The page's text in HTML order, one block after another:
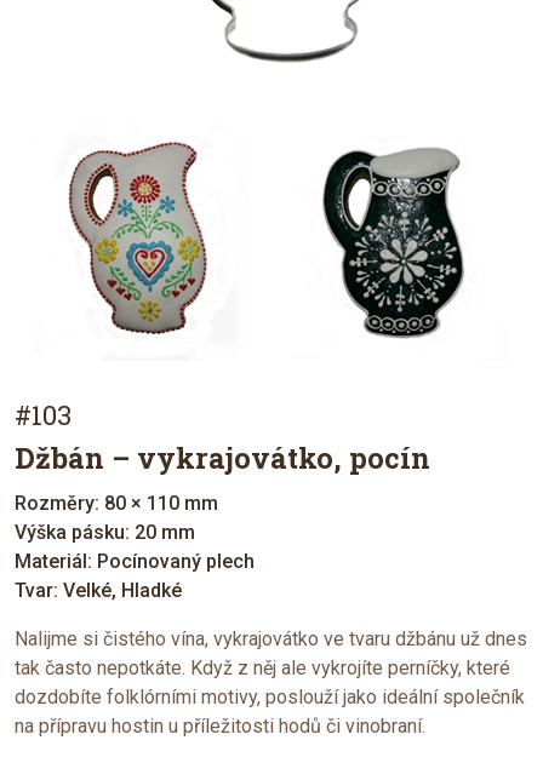
#103
Džbán – vykrajovátko, pocín
Rozměry: 80 × 110 mm
Výška pásku: 20 mm
Materiál: Pocínovaný plech
Tvar: Velké, Hladké
Nalijme si čistého vína, vykrajovátko ve tvaru džbánu už dnes
tak často nepotkáte. Když z něj ale vykrojíte perníčky, které
dozdobíte folklórními motivy, poslouží jako ideální společník
na přípravu hostin u příležitosti hodů či vinobraní.